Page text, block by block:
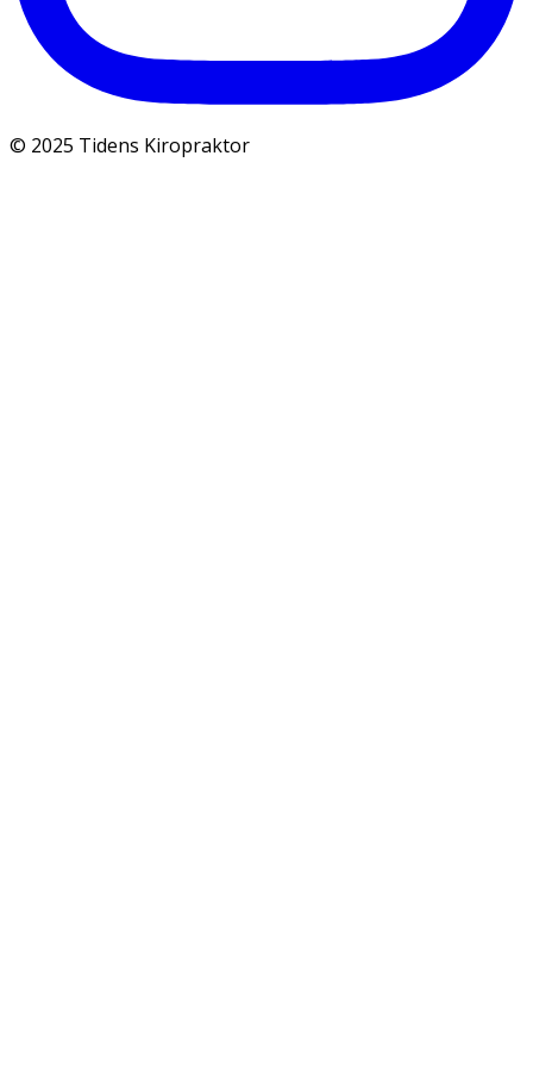
© 2025 Tidens Kiropraktor